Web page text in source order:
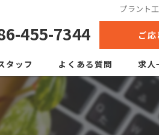
プラント
455-7344 ご
タッフ よくある質問 求人